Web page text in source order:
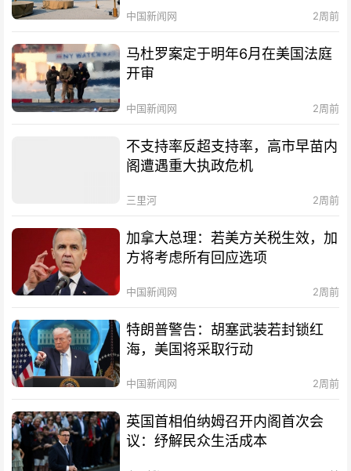
中国新闻网 2周前
马杜罗案定于明年6月在美国法庭
开审
中国新闻网 2周前
不支持率反超支持率，高市早苗内
阁遭遇重大执政危机
三里河 2周前
加拿大总理：若美方关税生效，加
方将考虑所有回应选项
中国新闻网 2周前
特朗普警告：胡塞武装若封锁红
海，美国将采取行动
中国新闻网 2周前
英国首相伯纳姆召开内阁首次会
议：纾解民众生活成本